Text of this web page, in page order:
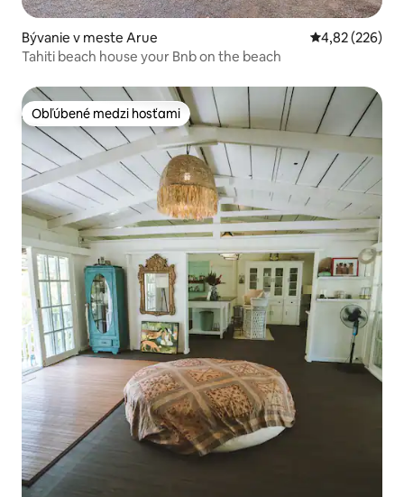
Bývanie v meste Arue Priemerné
4,82 (226)
Tahiti beach house your Bnb on the beach
Obľúbené medzi hosťami
Obľúbené medzi hosťami